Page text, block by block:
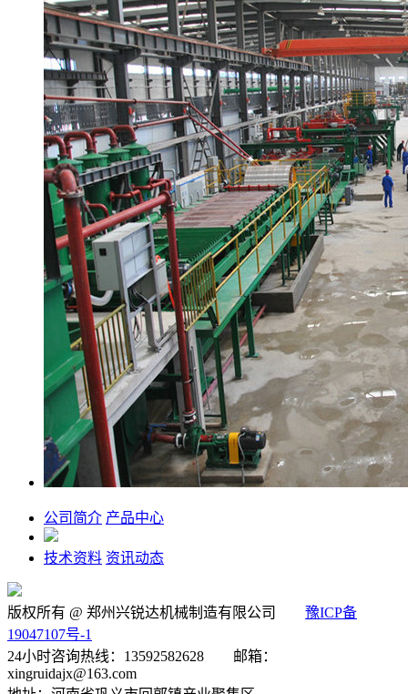
公司简介 产品中心
技术资料 资讯动态
版权所有 @ 郑州兴锐达机械制造有限公司 豫ICP备
19047107号-1
24小时咨询热线：13592582628 邮箱：
xingruidajx@163.com